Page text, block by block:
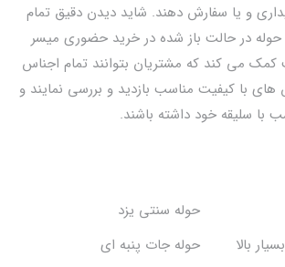
و یا سفارش دهند. شاید دیدن دقیق تمام
در حالت باز شده در خرید حضوری میسر
کمک می کند که مشتریان بتوانند تمام اجناس
های با کیفیت مناسب بازدید و بررسی نمایند و
با سلیقه خود داشته باشند.
حوله سنتی یزد
بالا
حوله جات پنبه ای